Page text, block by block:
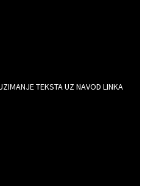
TEKSTA UZ NAVOD LINKA